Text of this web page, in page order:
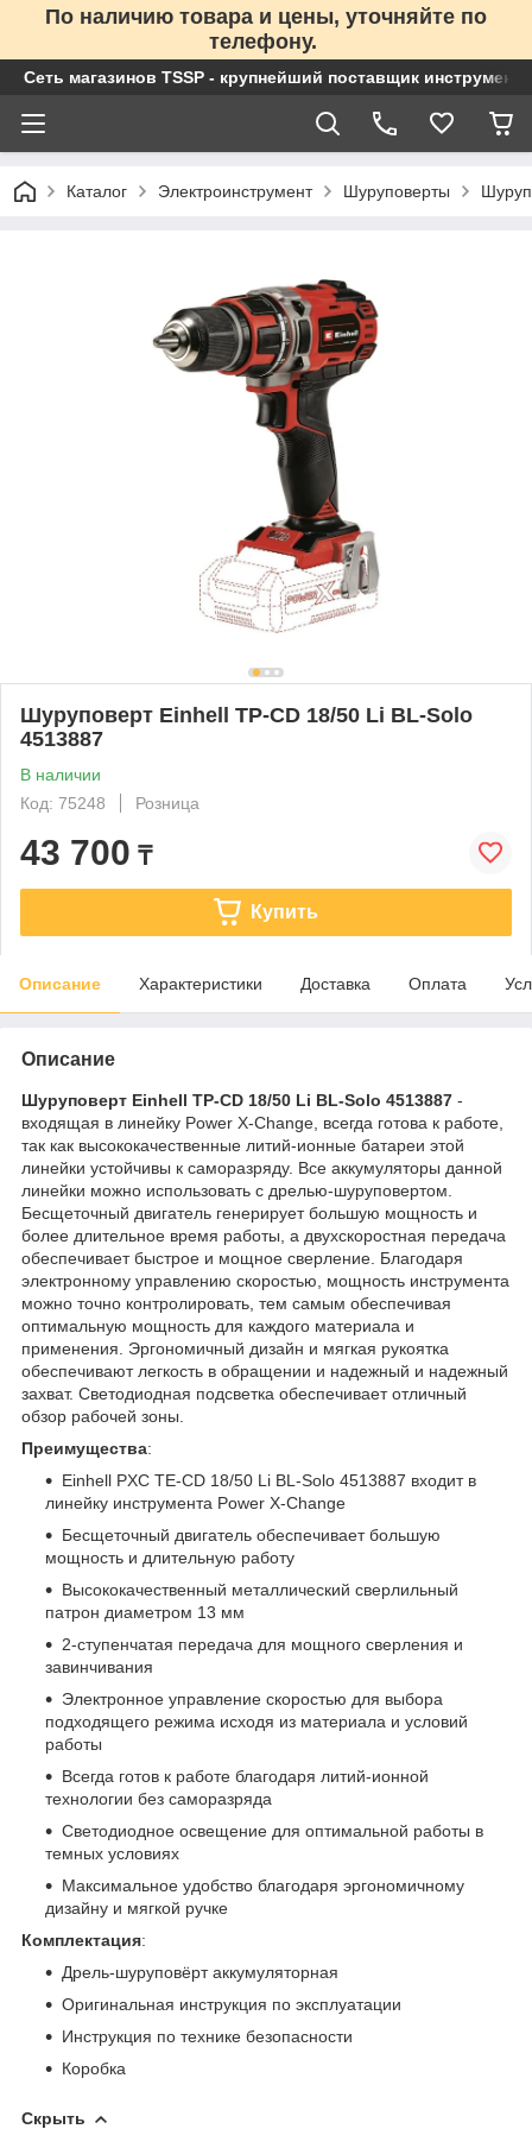
По наличию товара и цены, уточняйте по
телефону.
Сеть магазинов TSSP - крупнейший поставщик
Каталог Электроинструмент Шуруповерты
Шуруповерт Einhell TP-CD 18/50 Li BL-Solo
4513887
В наличии
Код: 75248
Розница
43 700 ₸
Купить
Описание Характеристики Доставка Оплата
Описание
Шуруповерт Einhell TP-CD 18/50 Li BL-Solo 4513887 -
входящая в линейку Power X-Change, всегда готова к работе,
так как высококачественные литий-ионные батареи этой
линейки устойчивы к саморазряду. Все аккумуляторы данной
линейки можно использовать с дрелью-шуруповертом.
Бесщеточный двигатель генерирует большую мощность и
более длительное время работы, а двухскоростная передача
обеспечивает быстрое и мощное сверление. Благодаря
электронному управлению скоростью, мощность инструмента
можно точно контролировать, тем самым обеспечивая
оптимальную мощность для каждого материала и
применения. Эргономичный дизайн и мягкая рукоятка
обеспечивают легкость в обращении и надежный и надежный
захват. Светодиодная подсветка обеспечивает отличный
обзор рабочей зоны.
Преимущества:
Einhell PXC TE-CD 18/50 Li BL-Solo 4513887 входит в
линейку инструмента Power X-Change
Бесщеточный двигатель обеспечивает большую
мощность и длительную работу
Высококачественный металлический сверлильный
патрон диаметром 13 мм
2-ступенчатая передача для мощного сверления и
завинчивания
Электронное управление скоростью для выбора
подходящего режима исходя из материала и условий
работы
Всегда готов к работе благодаря литий-ионной
технологии без саморазряда
Светодиодное освещение для оптимальной работы в
темных условиях
Максимальное удобство благодаря эргономичному
дизайну и мягкой ручке
Комплектация:
Дрель-шуруповёрт аккумуляторная
Оригинальная инструкция по эксплуатации
Инструкция по технике безопасности
Коробка
Скрыть